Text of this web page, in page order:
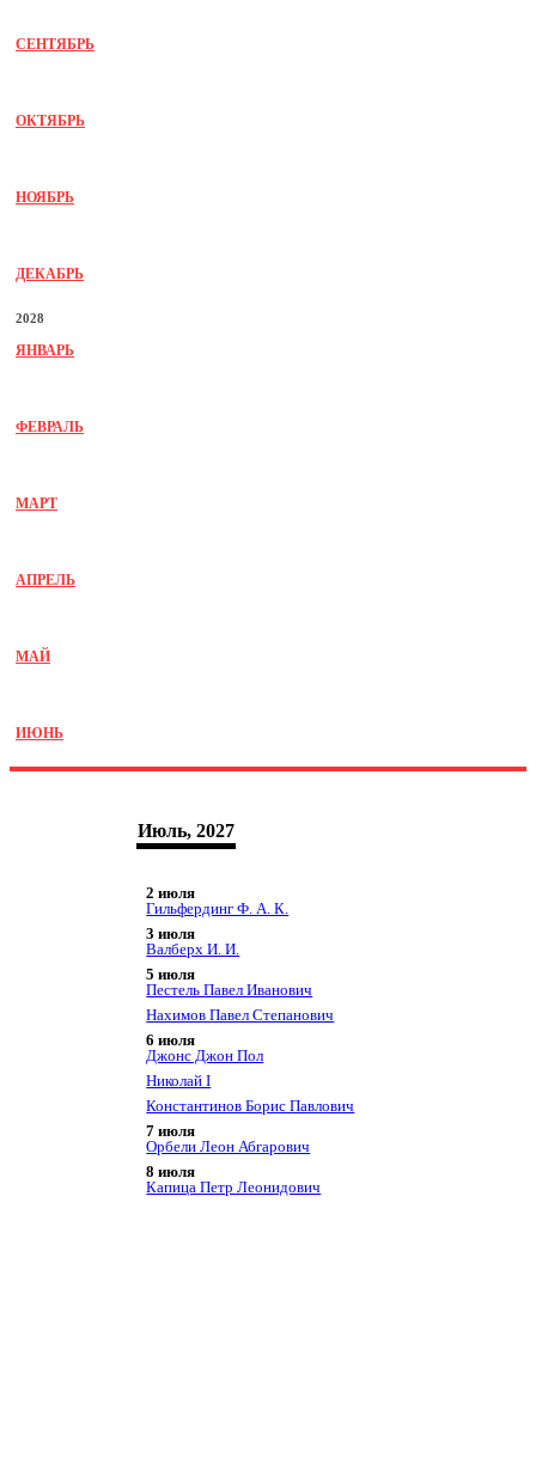
СЕНТЯБРЬ
ОКТЯБРЬ
НОЯБРЬ
ДЕКАБРЬ
2028
ЯНВАРЬ
ФЕВРАЛЬ
МАРТ
АПРЕЛЬ
МАЙ
ИЮНЬ
Июль, 2027
2 июля
Гильфердинг Ф. А. К.
3 июля
Валберх И. И.
5 июля
Пестель Павел Иванович
Нахимов Павел Степанович
6 июля
Джонс Джон Пол
Николай I
Константинов Борис Павлович
7 июля
Орбели Леон Абгарович
8 июля
Капица Петр Леонидович